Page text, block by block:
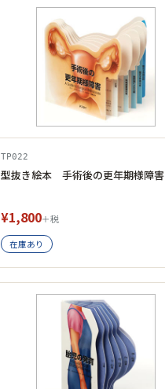
TP022
型抜き絵本 手術後の更年期様障害
¥1,800＋税
在庫あり